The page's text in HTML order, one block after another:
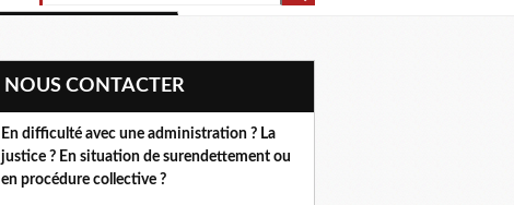
NOUS CONTACTER
En difficulté avec une administration ? La
justice ? En situation de surendettement ou
en procédure collective ?